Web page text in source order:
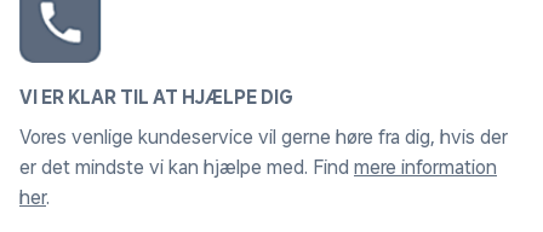
VI ER KLAR TIL AT HJÆLPE DIG
Vores venlige kundeservice vil gerne høre fra dig, hvis der
er det mindste vi kan hjælpe med. Find mere information
her.